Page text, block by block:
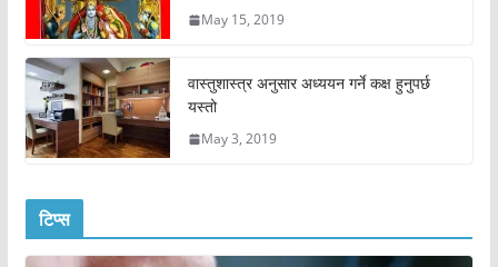
May 15, 2019
वास्तुशास्त्र अनुसार अध्ययन गर्ने कक्ष हुनुपर्छ
यस्तो
May 3, 2019
टिप्स